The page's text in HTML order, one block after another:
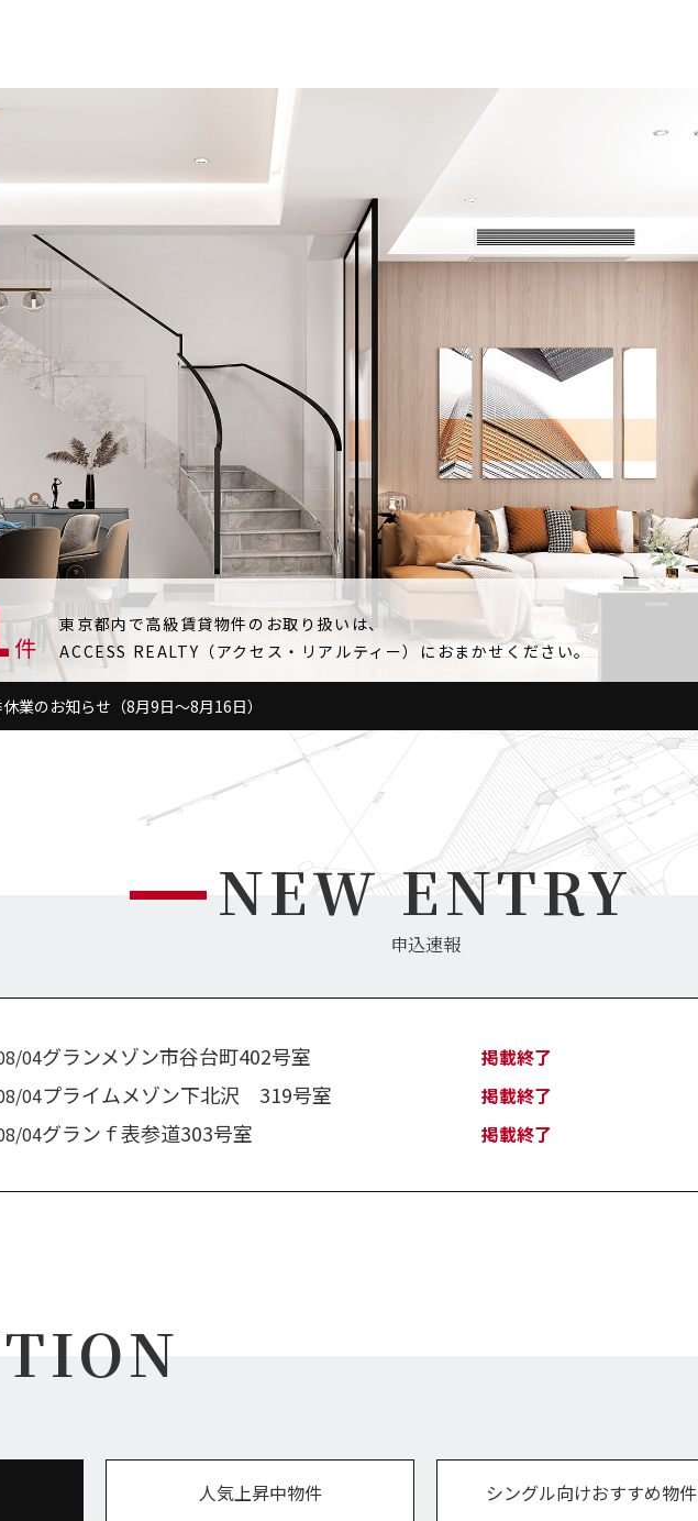
件
東京都内で高級賃貸物件のお取り扱いは、
ACCESS REALTY（アクセス・リアルティー）におまかせください。
業のお知らせ（8月9日～8月16日）
NEW ENTRY
申込速報
フォーレスト代々木Ｂ201号室 掲載終了
ファミーユ402号室
04プライムメゾン下北沢 319号室 掲載終了
04グランｆ表参道303号室 掲載終了
04パサージュ西片202号室 掲載終了
06 プライムメゾン用賀砧公園103号室
人気上昇中物件 シングル向けおすすめ物件
詳細を見る